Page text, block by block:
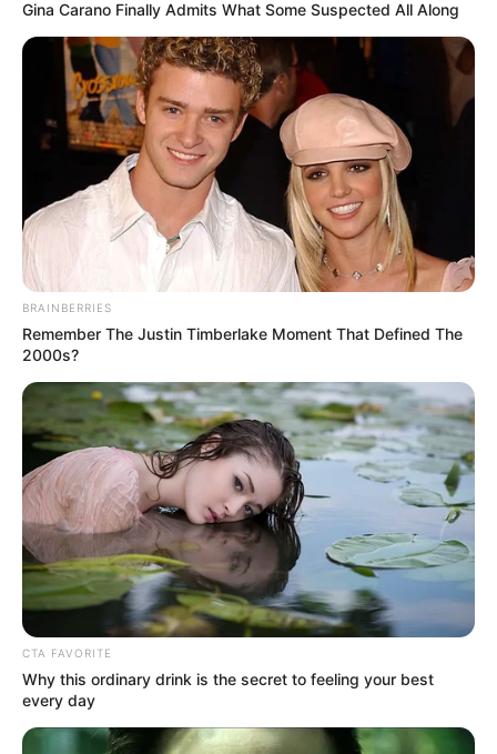
Gina Carano Finally Admits What Some Suspected All Along
BRAINBERRIES
Remember The Justin Timberlake Moment That Defined The
2000s?
CTA FAVORITE
Why this ordinary drink is the secret to feeling your best
every day